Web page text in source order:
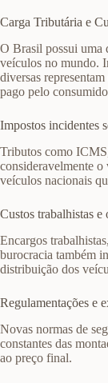
Carga Tributária e
O Brasil possui uma
veículos no mundo.
diversas
pago pelo
Impostos incidentes
Tributos como
consideravelmente
veículos nacionais
Custos trabalhistas e
Encargos
burocracia também
distribuição dos
Regulamentações e
Novas normas de
constantes das
ao preço final.